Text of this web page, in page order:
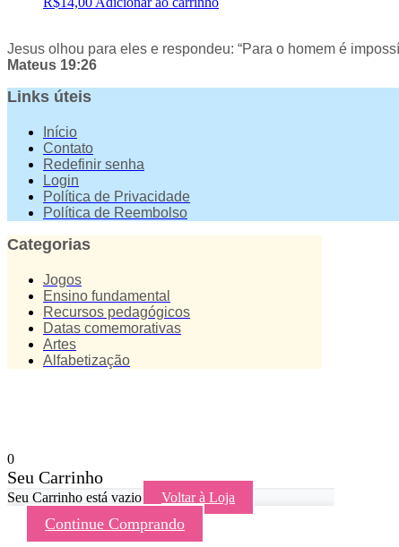
Jesus olhou para eles e respondeu: “Para o homem é
Mateus 19:26
Links úteis
Início
Contato
Redefinir senha
Login
Política de Privacidade
Política de Reembolso
Categorias
Jogos
Ensino fundamental
Recursos pedagógicos
Datas comemorativas
Artes
Alfabetização
0
Seu Carrinho
Seu Carrinho está vazio Voltar à Loja
Continue Comprando